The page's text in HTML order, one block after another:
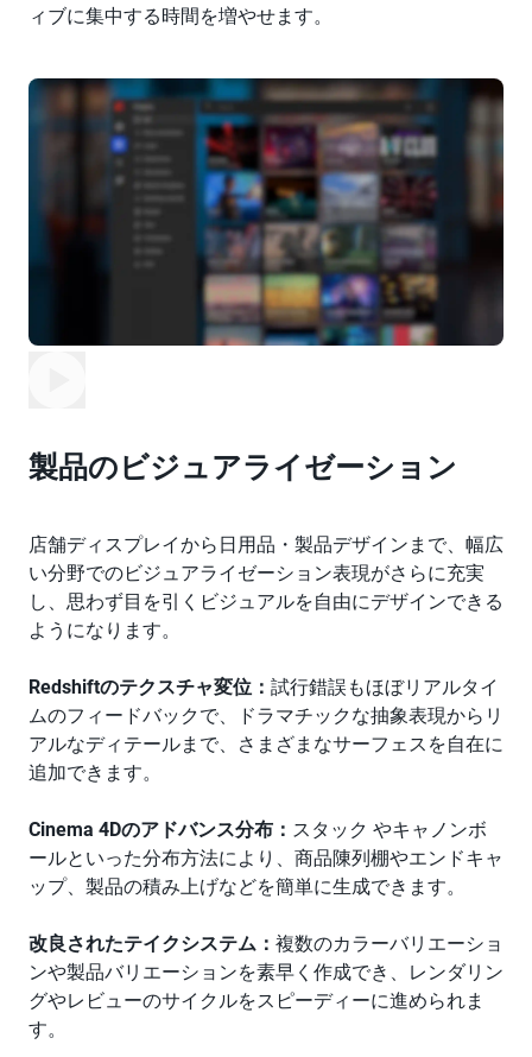
ィブに集中する時間を増やせます。
製品のビジュアライゼーション
店舗ディスプレイから日用品・製品デザインまで、幅広
い分野でのビジュアライゼーション表現がさらに充実
し、思わず目を引くビジュアルを自由にデザインできる
ようになります。
Redshiftのテクスチャ変位： 試行錯誤もほぼリアルタイ
ムのフィードバックで、ドラマチックな抽象表現からリ
アルなディテールまで、さまざまなサーフェスを自在に
追加できます。
Cinema 4Dのアドバンス分布： スタック やキャノンボ
ールといった分布方法により、商品陳列棚やエンドキャ
ップ、製品の積み上げなどを簡単に生成できます。
改良されたテイクシステム： 複数のカラーバリエーショ
ンや製品バリエーションを素早く作成でき、レンダリン
グやレビューのサイクルをスピーディーに進められま
す。